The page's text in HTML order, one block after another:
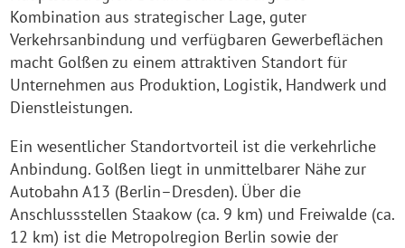
Kombination aus strategischer Lage, guter
Verkehrsanbindung und verfügbaren Gewerbeflächen
macht Golßen zu einem attraktiven Standort für
Unternehmen aus Produktion, Logistik, Handwerk und
Dienstleistungen.
Ein wesentlicher Standortvorteil ist die verkehrliche
Anbindung. Golßen liegt in unmittelbarer Nähe zur
Autobahn A13 (Berlin–Dresden). Über die
Anschlussstellen Staakow (ca. 9 km) und Freiwalde (ca.
12 km) ist die Metropolregion Berlin sowie der